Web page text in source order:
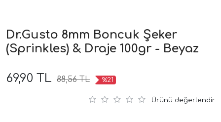
Dr.Gusto 8mm Boncuk Şeker
(Sprinkles) & Draje 100gr - Beyaz
69,90 TL 88,56 TL %21
Ürünü değerlendir